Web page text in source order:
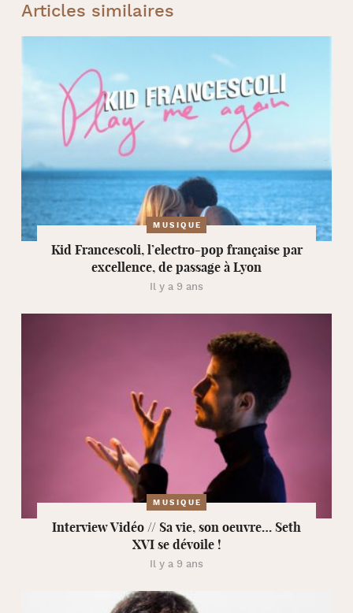
Articles similaires
MUSIQUE
Kid Francescoli, l’electro-pop française par
excellence, de passage à Lyon
Il y a 9 ans
MUSIQUE
Interview Vidéo // Sa vie, son oeuvre… Seth
XVI se dévoile !
Il y a 9 ans